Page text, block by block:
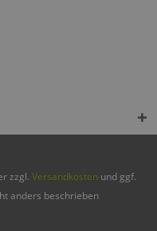
zzgl. Versandkosten und ggf.
anders beschrieben